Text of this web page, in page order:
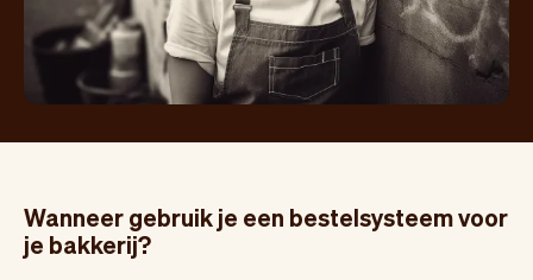
Wanneer gebruik je een bestelsysteem voor
je bakkerij?